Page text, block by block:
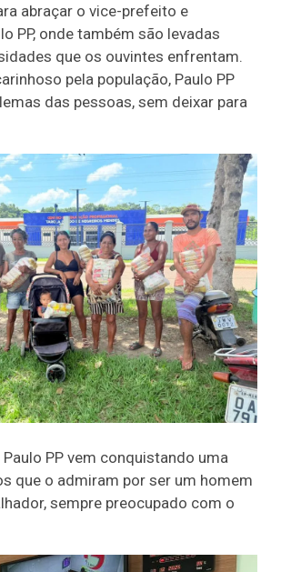
abraçar o vice-prefeito e
PP, onde também são levadas
que os ouvintes enfrentam.
pela população, Paulo PP
das pessoas, sem deixar para
PP vem conquistando uma
que o admiram por ser um homem
sempre preocupado com o